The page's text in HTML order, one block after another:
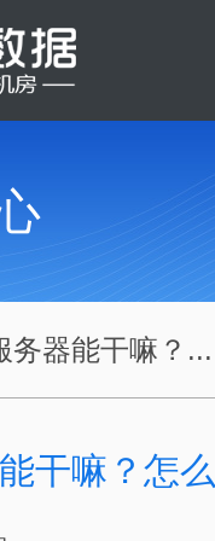
务器能干嘛？...
干嘛？怎